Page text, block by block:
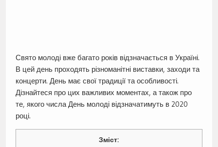
Свято молоді вже багато років відзначається в Україні.
В цей день проходять різноманітні виставки, заходи та
концерти. День має свої традиції та особливості.
Дізнайтеся про цих важливих моментах, а також про
те, якого числа День молоді відзначатимуть в 2020
році.
Зміст: